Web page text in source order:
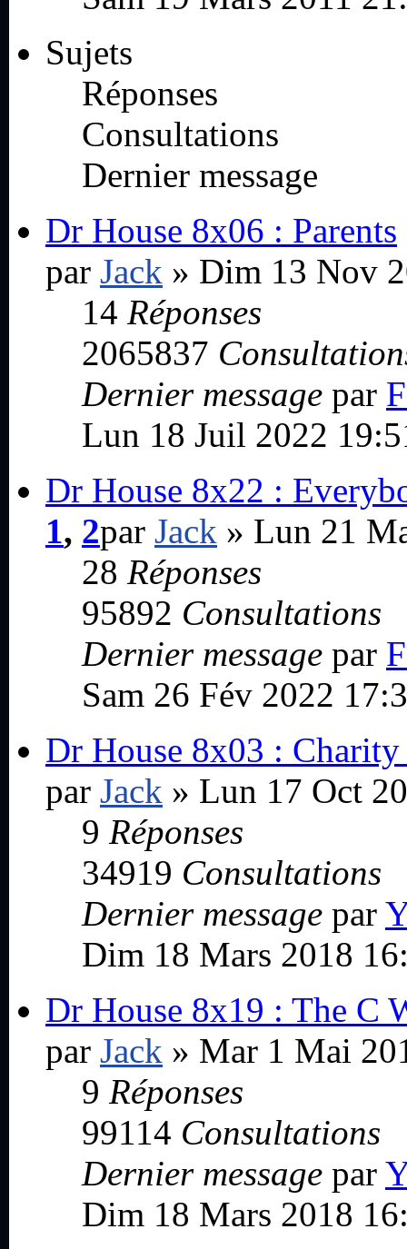
Sujets
Réponses
Consultations
Dernier message
Dr House 8x06 : Parents
par Jack » Dim 13 Nov
14 Réponses
2065837
Dernier message par
Lun 18 Juil 2022
Dr House 8x22 :
1, 2par Jack » Lun 21
28 Réponses
95892 Consultations
Dernier message par
Sam 26 Fév 2022
Dr House 8x03 : Charity
par Jack » Lun 17 Oct
9 Réponses
34919 Consultations
Dernier message par
Dim 18 Mars 2018
Dr House 8x19 : The C
par Jack » Mar 1 Mai
9 Réponses
99114 Consultations
Dernier message par
Dim 18 Mars 2018